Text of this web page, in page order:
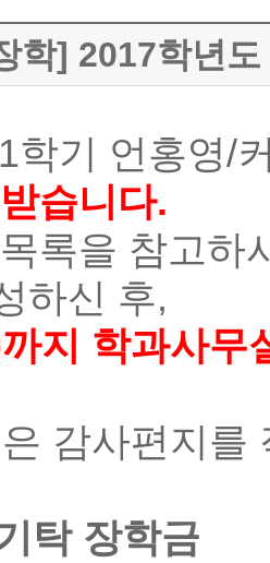
학] 2017학년
학기 언홍영/
습니다.
록을 참고하
하신 후,
지 학과사무
감사편지를
탁 장학금